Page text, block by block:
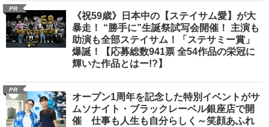
PR
《祝59歳》日本中の【ステイサム愛】が大
暴走！ “勝手に”生誕祭試写会開催！ 主演も
助演も全部ステイサム！「ステサミー賞」
爆誕！【応募総数941票 全54作品の栄冠に
輝いた作品とはー!?】
PR
オープン1周年を記念した特別イベントがサ
ムソナイト・ブラックレーベル銀座店で開
催 仕事も人生も自分らしく～笑顔あふれ